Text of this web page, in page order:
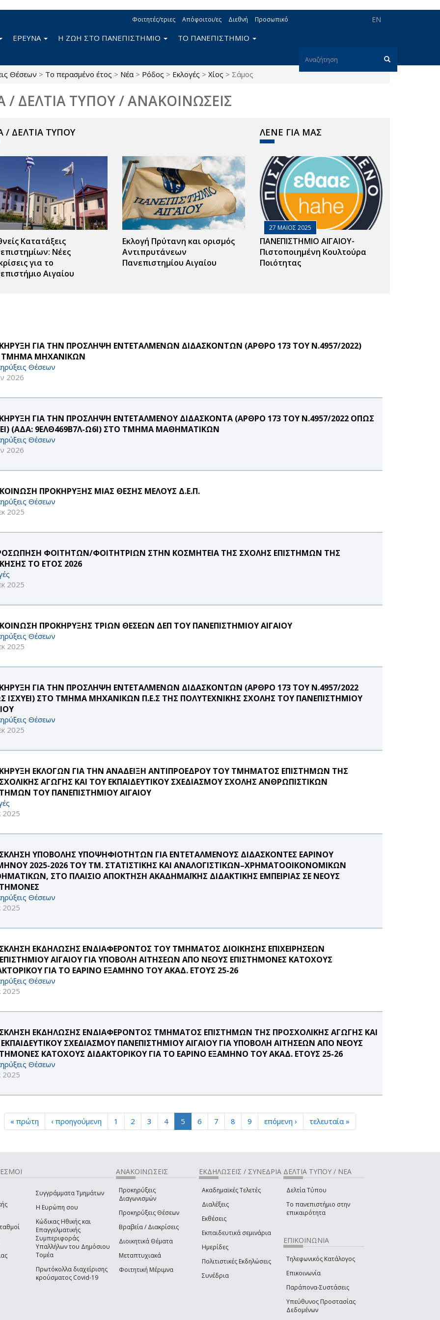
EN
Φοιτητές/τριες Απόφοιτοι/ες Διεθνή Προσωπικό
Φόρμα
ΕΡΕΥΝΑ Η ΖΩΗ ΣΤΟ ΠΑΝΕΠΙΣΤΗΜΙΟ ΤΟ ΠΑΝΕΠΙΣΤΗΜΙΟ
Θέσεων > Το περασμένο έτος > Νέα > Ρόδος > Εκλογές > Χίος > Σάμος
/ ΔΕΛΤΙΑ ΤΥΠΟΥ / ΑΝΑΚΟΙΝΩΣΕΙΣ
/ ΔΕΛΤΙΑ ΤΥΠΟΥ
Κατατάξεις
Νέες
για το
Αιγαίου
Εκλογή Πρύτανη και ορισμός
Αντιπρυτάνεων
Πανεπιστημίου Αιγαίου
ΛΕΝΕ ΓΙΑ ΜΑΣ
27 ΜΑΙΟΣ 2025
ΠΑΝΕΠΙΣΤΗΜΙΟ ΑΙΓΑΙΟΥ-
Πιστοποιημένη Κουλτούρα
Ποιότητας
ΓΙΑ ΤΗΝ ΠΡΟΣΛΗΨΗ ΕΝΤΕΤΑΛΜΕΝΩΝ ΔΙΔΑΣΚΟΝΤΩΝ (ΑΡΘΡΟ 173 ΤΟΥ Ν.4957/2022)
ΤΜΗΜΑ ΜΗΧΑΝΙΚΩΝ
Θέσεων
2026
ΓΙΑ ΤΗΝ ΠΡΟΣΛΗΨΗ ΕΝΤΕΤΑΛΜΕΝΟΥ ΔΙΔΑΣΚΟΝΤΑ (ΑΡΘΡΟ 173 ΤΟΥ Ν.4957/2022 ΟΠΩΣ
(ΑΔΑ: 9ΕΛΘ469Β7Λ-Ω6Ι) ΣΤΟ ΤΜΗΜΑ ΜΑΘΗΜΑΤΙΚΩΝ
Θέσεων
2026
ΠΡΟΚΗΡΥΞΗΣ ΜΙΑΣ ΘΕΣΗΣ ΜΕΛΟΥΣ Δ.Ε.Π.
Θέσεων
2025
ΦΟΙΤΗΤΩΝ/ΦΟΙΤΗΤΡΙΩΝ ΣΤΗΝ ΚΟΣΜΗΤΕΙΑ ΤΗΣ ΣΧΟΛΗΣ ΕΠΙΣΤΗΜΩΝ ΤΗΣ
ΤΟ ΕΤΟΣ 2026
2025
ΠΡΟΚΗΡΥΞΗΣ ΤΡΙΩΝ ΘΕΣΕΩΝ ΔΕΠ ΤΟΥ ΠΑΝΕΠΙΣΤΗΜΙΟΥ ΑΙΓΑΙΟΥ
Θέσεων
2025
ΓΙΑ ΤΗΝ ΠΡΟΣΛΗΨΗ ΕΝΤΕΤΑΛΜΕΝΩΝ ΔΙΔΑΣΚΟΝΤΩΝ (ΑΡΘΡΟ 173 ΤΟΥ Ν.4957/2022
ΙΣΧΥΕΙ) ΣΤΟ ΤΜΗΜΑ ΜΗΧΑΝΙΚΩΝ Π.Ε.Σ ΤΗΣ ΠΟΛΥΤΕΧΝΙΚΗΣ ΣΧΟΛΗΣ ΤΟΥ ΠΑΝΕΠΙΣΤΗΜΙΟΥ
Θέσεων
2025
ΕΚΛΟΓΩΝ ΓΙΑ ΤΗΝ ΑΝΑΔΕΙΞΗ ΑΝΤΙΠΡΟΕΔΡΟΥ ΤΟΥ ΤΜΗΜΑΤΟΣ ΕΠΙΣΤΗΜΩΝ ΤΗΣ
ΑΓΩΓΗΣ ΚΑΙ ΤΟΥ ΕΚΠΑΙΔΕΥΤΙΚΟΥ ΣΧΕΔΙΑΣΜΟΥ ΣΧΟΛΗΣ ΑΝΘΡΩΠΙΣΤΙΚΩΝ
ΤΟΥ ΠΑΝΕΠΙΣΤΗΜΙΟΥ ΑΙΓΑΙΟΥ
2025
ΥΠΟΒΟΛΗΣ ΥΠΟΨΗΦΙΟΤΗΤΩΝ ΓΙΑ ΕΝΤΕΤΑΛΜΕΝΟΥΣ ΔΙΔΑΣΚΟΝΤΕΣ ΕΑΡΙΝΟΥ
2025-2026 ΤΟΥ ΤΜ. ΣΤΑΤΙΣΤΙΚΗΣ ΚΑΙ ΑΝΑΛΟΓΙΣΤΙΚΩΝ–ΧΡΗΜΑΤΟΟΙΚΟΝΟΜΙΚΩΝ
ΣΤΟ ΠΛΑΙΣΙΟ ΑΠΟΚΤΗΣΗ ΑΚΑΔΗΜΑΪΚΗΣ ΔΙΔΑΚΤΙΚΗΣ ΕΜΠΕΙΡΙΑΣ ΣΕ ΝΕΟΥΣ
Θέσεων
2025
ΕΚΔΗΛΩΣΗΣ ΕΝΔΙΑΦΕΡΟΝΤΟΣ ΤΟΥ ΤΜΗΜΑΤΟΣ ΔΙΟΙΚΗΣΗΣ ΕΠΙΧΕΙΡΗΣΕΩΝ
ΑΙΓΑΙΟΥ ΓΙΑ ΥΠΟΒΟΛΗ ΑΙΤΗΣΕΩΝ ΑΠΟ ΝΕΟΥΣ ΕΠΙΣΤΗΜΟΝΕΣ ΚΑΤΟΧΟΥΣ
ΓΙΑ ΤΟ ΕΑΡΙΝΟ ΕΞΑΜΗΝΟ ΤΟΥ ΑΚΑΔ. ΕΤΟΥΣ 25-26
Θέσεων
2025
ΕΚΔΗΛΩΣΗΣ ΕΝΔΙΑΦΕΡΟΝΤΟΣ ΤΜΗΜΑΤΟΣ ΕΠΙΣΤΗΜΩΝ ΤΗΣ ΠΡΟΣΧΟΛΙΚΗΣ ΑΓΩΓΗΣ ΚΑΙ
ΣΧΕΔΙΑΣΜΟΥ ΠΑΝΕΠΙΣΤΗΜΙΟΥ ΑΙΓΑΙΟΥ ΓΙΑ ΥΠΟΒΟΛΗ ΑΙΤΗΣΕΩΝ ΑΠΟ ΝΕΟΥΣ
ΚΑΤΟΧΟΥΣ ΔΙΔΑΚΤΟΡΙΚΟΥ ΓΙΑ ΤΟ ΕΑΡΙΝΟ ΕΞΑΜΗΝΟ ΤΟΥ ΑΚΑΔ. ΕΤΟΥΣ 25-26
Θέσεων
2025
« πρώτη ‹ προηγούμενη 1 2 3 4 5 6 7 8 9 επόμενη › τελευταία »
Συγγράμματα Τμημάτων
Η Ευρώπη σου
Κώδικας Ηθικής και
Επαγγελματικής
Συμπεριφοράς
Υπαλλήλων του Δημόσιου
Τομέα
Πρωτόκολλα διαχείρισης
κρούσματος Covid-19
ΑΝΑΚΟΙΝΩΣΕΙΣ
Προκηρύξεις
Διαγωνισμών
Προκηρύξεις Θέσεων
Βραβεία / Διακρίσεις
Διοικητικά Θέματα
Μεταπτυχιακά
Φοιτητική Μέριμνα
ΕΚΔΗΛΩΣΕΙΣ / ΣΥΝΕΔΡΙΑ
Ακαδημαϊκές Τελετές
Διαλέξεις
Εκθέσεις
Εκπαιδευτικά σεμινάρια
Ημερίδες
Πολιτιστικές Εκδηλώσεις
Συνέδρια
ΔΕΛΤΙΑ ΤΥΠΟΥ / ΝΕΑ
Δελτία Τύπου
Το πανεπιστήμιο στην
επικαιρότητα
ΕΠΙΚΟΙΝΩΝΙΑ
Τηλεφωνικός Κατάλογος
Επικοινωνία
Παράπονα-Συστάσεις
Υπεύθυνος Προστασίας
Δεδομένων